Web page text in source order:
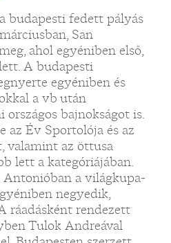
budapesti fedett pályás
San
ahol egyéniben első,
A budapesti
egyéniben és
a vb után
bajnokságot is.
az Év Sportolója és az
valamint az öttusa
lett a kategóriájában.
Antonióban a világkupa-
negyedik,
ráadásként rendezett
Tulok Andreával